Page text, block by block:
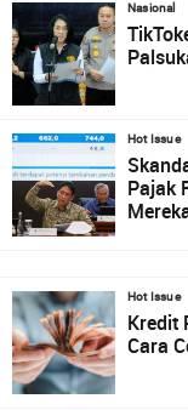
Nasional
Hot Issue
Pajak
Hot Issue
Kredit
Cara